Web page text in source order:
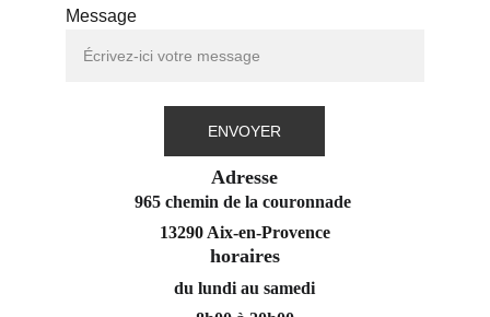
Message
ENVOYER
Adresse
965 chemin de la couronnade
13290 Aix-en-Provence
horaires
du lundi au samedi